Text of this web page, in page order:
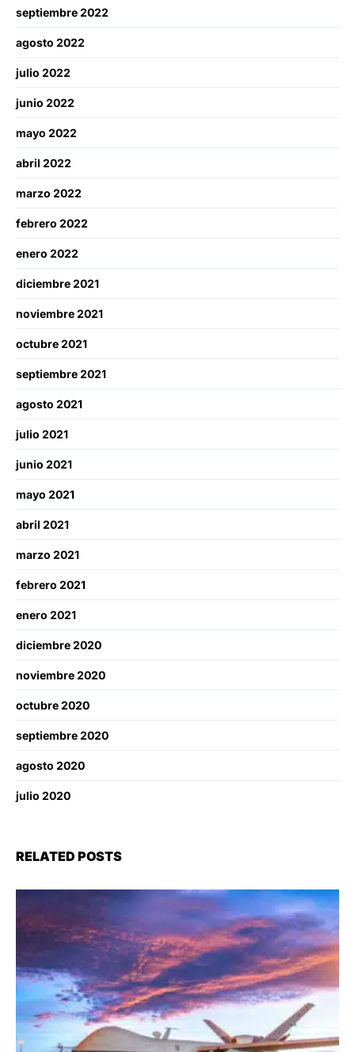
septiembre 2022
agosto 2022
julio 2022
junio 2022
mayo 2022
abril 2022
marzo 2022
febrero 2022
enero 2022
diciembre 2021
noviembre 2021
octubre 2021
septiembre 2021
agosto 2021
julio 2021
junio 2021
mayo 2021
abril 2021
marzo 2021
febrero 2021
enero 2021
diciembre 2020
noviembre 2020
octubre 2020
septiembre 2020
agosto 2020
julio 2020
RELATED POSTS